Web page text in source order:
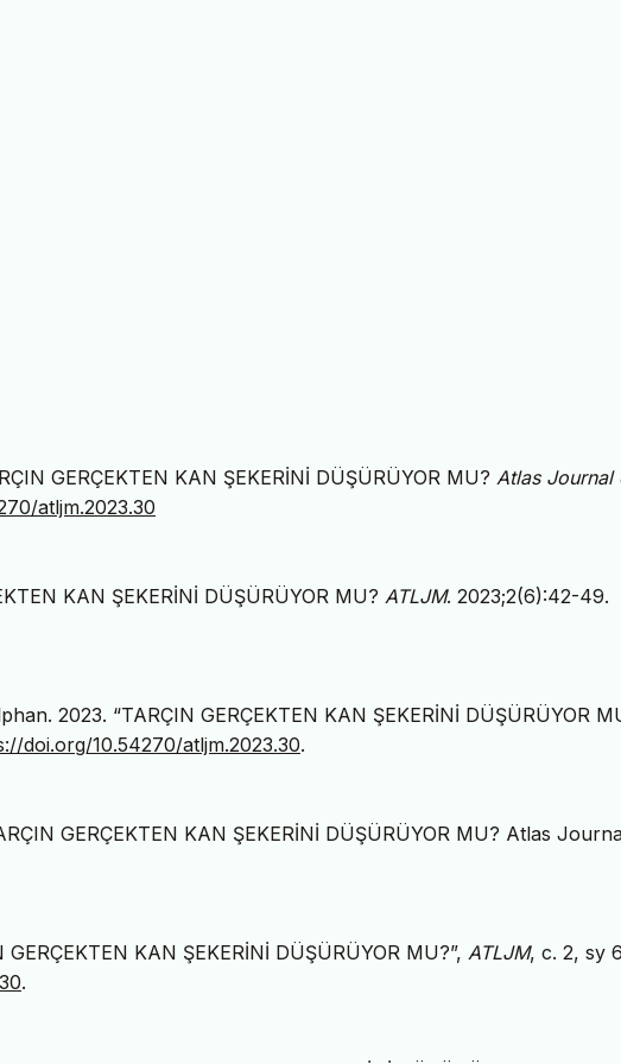
GERÇEKTEN KAN ŞEKERİNİ DÜŞÜRÜYOR MU? Atlas Journal
atljm.2023.30
KAN ŞEKERİNİ DÜŞÜRÜYOR MU? ATLJM. 2023;2(6):42-49.
2023. “TARÇIN GERÇEKTEN KAN ŞEKERİNİ DÜŞÜRÜYOR
doi.org/10.54270/atljm.2023.30.
GERÇEKTEN KAN ŞEKERİNİ DÜŞÜRÜYOR MU? Atlas
KAN ŞEKERİNİ DÜŞÜRÜYOR MU?”, ATLJM, c. 2, sy
.